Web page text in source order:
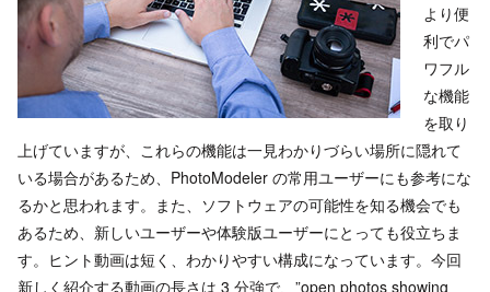
より便
利でパ
ワフル
な機能
を取り
上げていますが、これらの機能は一見わかりづらい場所に隠れて
いる場合があるため、PhotoModeler の常用ユーザーにも参考にな
るかと思われます。また、ソフトウェアの可能性を知る機会でも
あるため、新しいユーザーや体験版ユーザーにとっても役立ちま
す。ヒント動画は短く、わかりやすい構成になっています。今回
新しく紹介する動画の長さは 3 分強で、”open photos showing